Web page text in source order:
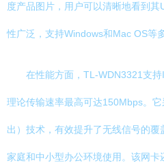
度产品图片，用户可以清晰地看到
性广泛，支持Windows和Mac OS等
在性能方面，TL-WDN3321支
理论传输速率最高可达150Mbps。
出）技术，有效提升了无线信号的
家庭和中小型办公环境使用。该网卡